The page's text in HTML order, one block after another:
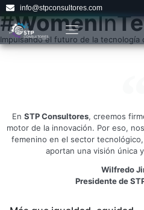
info@stpconsultores.com
#WomenIn
Impulsando el futuro de la tecnología
En STP Consultores, creemos
motor de la innovación. Por eso,
femenino en el sector
aportan una visión única
Wilfredo
Presidente de